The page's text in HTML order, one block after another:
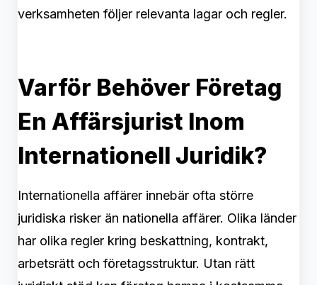
verksamheten följer relevanta lagar och regler.
Varför Behöver Företag
En Affärsjurist Inom
Internationell Juridik?
Internationella affärer innebär ofta större
juridiska risker än nationella affärer. Olika länder
har olika regler kring beskattning, kontrakt,
arbetsrätt och företagsstruktur. Utan rätt